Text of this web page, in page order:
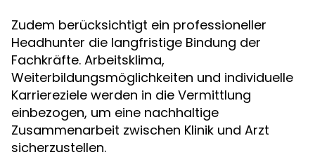
Zudem berücksichtigt ein professioneller
Headhunter die langfristige Bindung der
Fachkräfte. Arbeitsklima,
Weiterbildungsmöglichkeiten und individuelle
Karriereziele werden in die Vermittlung
einbezogen, um eine nachhaltige
Zusammenarbeit zwischen Klinik und Arzt
sicherzustellen.